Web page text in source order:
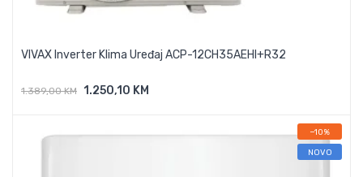
VIVAX Inverter Klima Uređaj ACP-12CH35AEHI+R32
1.389,00 KM 1.250,10 KM
Dodaj U Košaricu
−10%
NOVO